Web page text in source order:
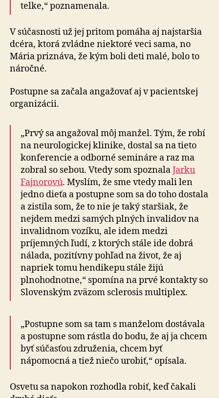
telke,“ poznamenala.
V súčasnosti už jej pritom pomáha aj najstaršia
dcéra, ktorá zvládne niektoré veci sama, no
Mária priznáva, že kým boli deti malé, bolo to
náročné.
Postupne sa začala angažovať aj v pacientskej
organizácii.
„Prvý sa angažoval môj manžel. Tým, že robí
na neurologickej klinike, dostal sa na tieto
konferencie a odborné semináre a raz ma
zobral so sebou. Vtedy som spoznalaJarku
Fajnorovú. Myslím, že sme vtedy mali len
jedno dieťa a postupne som sa do toho dostala
a zistila som, že to nie je taký staršiak, že
nejdem medzi samých plných invalidov na
invalidnom vozíku, ale idem medzi
príjemných ľudí, z ktorých stále ide dobrá
nálada, pozitívny pohľad na život, že aj
napriek tomu hendikepu stále žijú
plnohodnotne,“ spomína na prvé kontakty so
Slovenským zväzom sclerosis multiplex.
„Postupne som sa tam s manželom dostávala
a postupne som rástla do bodu, že aj ja chcem
byť súčasťou združenia, chcem byť
nápomocná a tiež niečo urobiť,“ opísala.
Osvetu sa napokon rozhodla robiť, keď čakali